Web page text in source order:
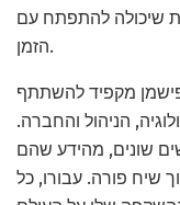
שיכולה להתפתח עם
הזמן.
מקפיד להשתתף
הניהול והחברה.
שונים, מהידע שהם
שיח פורה. עבורו, כל